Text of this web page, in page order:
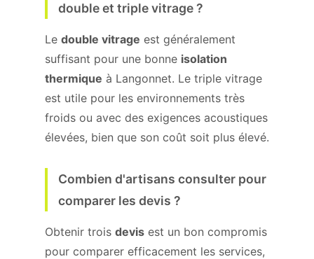
double et triple vitrage ?
Le double vitrage est généralement
suffisant pour une bonne isolation
thermique à Langonnet. Le triple vitrage
est utile pour les environnements très
froids ou avec des exigences acoustiques
élevées, bien que son coût soit plus élevé.
Combien d'artisans consulter pour
comparer les devis ?
Obtenir trois devis est un bon compromis
pour comparer efficacement les services,